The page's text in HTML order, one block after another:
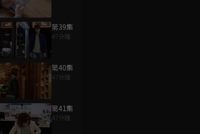
第39集
47分鐘
第40集
47分鐘
第41集
47分鐘